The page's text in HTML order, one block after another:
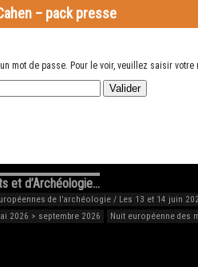
– pack presse
mot de passe. Pour le voir, veuillez saisir
et d’Archéologie…
de l’archéologie / Les 13 et 14 juin
2026 > septembre 2026
Nuit européenne des